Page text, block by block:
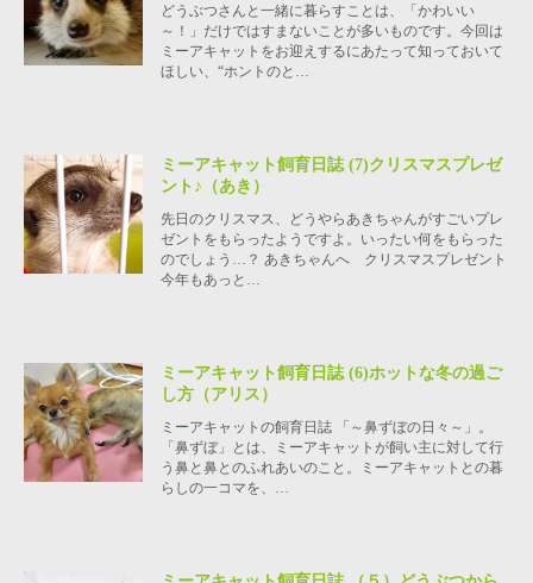
どうぶつさんと一緒に暮らすことは、「かわいい
～！」だけではすまないことが多いものです。今回は
ミーアキャットをお迎えするにあたって知っておいて
ほしい、“ホントのと…
ミーアキャット飼育日誌 (7)クリスマスプレゼ
ント♪（あき）
先日のクリスマス、どうやらあきちゃんがすごいプレ
ゼントをもらったようですよ。いったい何をもらった
のでしょう…？ あきちゃんへ クリスマスプレゼント
今年もあっと…
ミーアキャット飼育日誌 (6)ホットな冬の過ご
し方（アリス）
ミーアキャットの飼育日誌 「～鼻ずぼの日々～」。
「鼻ずぼ」とは、ミーアキャットが飼い主に対して行
う鼻と鼻とのふれあいのこと。ミーアキャットとの暮
らしの一コマを、…